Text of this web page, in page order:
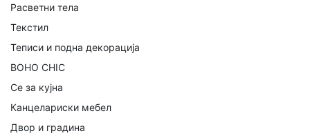
Расветни тела
Текстил
Теписи и подна декорација
BOHO CHIC
Се за кујна
Канцелариски мебел
Двор и градина